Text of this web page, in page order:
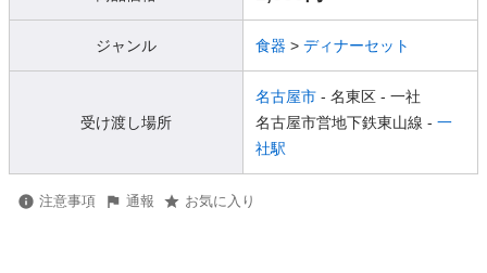
ジャンル 食器 > ディナーセット
受け渡し場所
名古屋市 - 名東区 - 一社
名古屋市営地下鉄東山線 - 一
社駅
注意事項 通報 お気に入り